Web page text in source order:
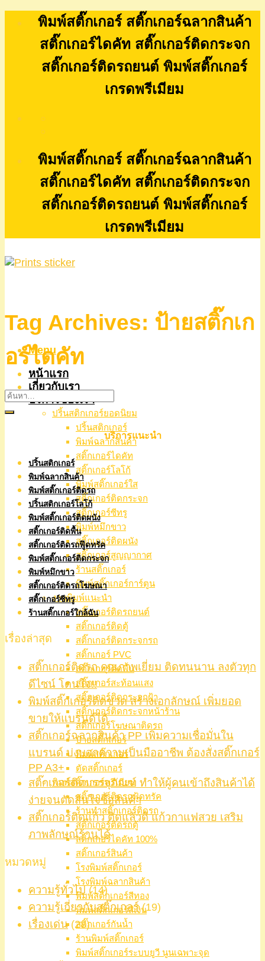
พิมพ์สติ๊กเกอร์ สติ๊กเกอร์ฉลากสินค้า
สติ๊กเกอร์ไดคัท สติ๊กเกอร์ติดกระจก
สติ๊กเกอร์ติดรถยนต์ พิมพ์สติ๊กเกอร์
เกรดพรีเมียม
พิมพ์สติ๊กเกอร์ สติ๊กเกอร์ฉลากสินค้า
สติ๊กเกอร์ไดคัท สติ๊กเกอร์ติดกระจก
สติ๊กเกอร์ติดรถยนต์ พิมพ์สติ๊กเกอร์
เกรดพรีเมียม
Menu
หน้าแรก
เกี่ยวกับเรา
บริการของเรา
ปริ้นสติกเกอร์ยอดนิยม
ปริ้นสติกเกอร์
พิมพ์ฉลากสินค้า
สติ๊กเกอร์ไดคัท
สติ๊กเกอร์โลโก้
พิมพ์สติ๊กเกอร์ใส
สติ๊กเกอร์ติดกระจก
สติ๊กเกอร์ซีทรู
พิมพ์หมึกขาว
สติ๊กเกอร์ติดผนัง
สติ๊กเกอร์สูญญากาศ
ร้านสติ๊กเกอร์
พิมพ์สติ๊กเกอร์การ์ตูน
งานพิมพ์แนะนำ
สติ๊กเกอร์ติดรถยนต์
สติ๊กเกอร์ติดตู้
สติ๊กเกอร์ติดกระจกรถ
สติ๊กเกอร์ PVC
สติ๊กเกอร์ติดพื้น
สติ๊กเกอร์สะท้อนแสง
สติ๊กเกอร์ติดกระจกฝ้า
สติ๊กเกอร์ติดกระจกหน้าร้าน
สติ๊กเกอร์โฆษณาติดรถ
ป้ายสติ๊กเกอร์
พิมพ์สติ๊กเกอร์
ตัดสติ๊กเกอร์
พิมพ์สติ๊กเกอร์พรีเมียม
สติ๊กเกอร์ติดรถฟู้ดทรัค
ร้านทำสติ๊กเกอร์ติดรถ
สติ๊กเกอร์ติดรถตู้
สติ๊กเกอร์ไดคัท 100%
สติ๊กเกอร์สินค้า
โรงพิมพ์สติ๊กเกอร์
โรงพิมพ์ฉลากสินค้า
พิมพ์สติ๊กเกอร์สีทอง
พิมพ์สติ๊กเกอร์สีเงิน
สติ๊กเกอร์กันน้ำ
ร้านพิมพ์สติ๊กเกอร์
พิมพ์สติ๊กเกอร์ระบบยูวี นูนเฉพาะจุด
Tag Archives: ป้ายสติ๊กเก
อร์ไดคัท
บริการแนะนำ
ปริ้นสติกเกอร์
พิมพ์ฉลากสินค้า
พิมพ์สติ๊กเกอร์ติดรถ
ปริ้นสติกเกอร์โลโก้
พิมพ์สติ๊กเกอร์ติดผนัง
สติ๊กเกอร์ติดพื้น
สติ๊กเกอร์ติดรถฟู๊ดทรัค
พิมพ์สติ๊กเกอร์ติดกระจก
พิมพ์หมึกขาว
สติ๊กเกอร์ติดรถโฆษณา
สติ๊กเกอร์ซีทรู
ร้านสติ๊กเกอร์ใกล้ฉัน
เรื่องล่าสุด
สติ๊กเกอร์ติดรถ คุณภาพเยี่ยม ติดทนนาน ลงตัวทุก
ดีไซน์ โดนใจ!!
พิมพ์สติ๊กเกอร์ติดขวด สร้างเอกลักษณ์ เพิ่มยอด
ขายให้แบรนด์ได้
สติ๊กเกอร์ฉลากสินค้า PP เพิ่มความเชื่อมั่นใน
แบรนด์ บ่งบอกความเป็นมืออาชีพ ต้องสั่งสติ๊กเกอร์
PP A3+
สติ๊กเกอร์ติดบรรจุภัณฑ์ ทำให้ผู้คนเข้าถึงสินค้าได้
ง่ายจนตัดสินใจซื้อสินค้า
สติ๊กเกอร์ติดแก้ว ติดแล้วดี แก้วกาแฟสวย เสริม
ภาพลักษณ์ร้านได้
หมวดหมู่
ความรู้ทั่วไป(14)
ความรู้เกี่ยวกับสติ๊กเกอร์(19)
เรื่องเด่น(28)